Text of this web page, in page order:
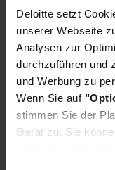
Deloitte setzt
unserer Webseite
Analysen zur
durchzuführen und
und Werbung zu
Wenn Sie auf
stimmen Sie der
Gerät zu. Sie
Wir suchen
ihren Beruf und
Mithilfe der
wie möglich